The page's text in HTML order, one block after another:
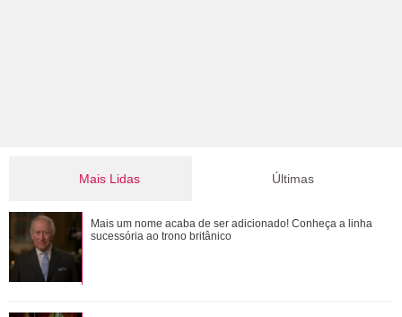
Mais Lidas
Michelle Yeoh, Ke Huy Quan, Morgan Freeman... Saiba
quem são os famosos que ganharam o Oscar...
Últimas
Mais um nome acaba de ser adicionado! Conheça a linha
sucessória ao trono britânico